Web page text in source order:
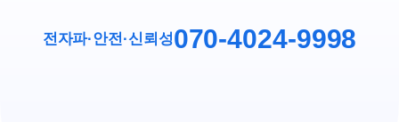
전자파·안전 ·신뢰성070-4024-9998